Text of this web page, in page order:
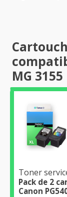
MG 3155
Toner
Pack de 2
Canon